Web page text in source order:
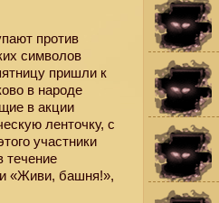
против
символов
пришли к
в народе
в акции
ленточку, с
участники
течение
«Живи, башня!»,